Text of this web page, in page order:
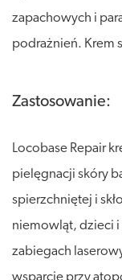
zapachowych i
podrażnień. Krem
Zastosowanie:
Locobase Repair
pielęgnacji skóry
spierzchniętej i
niemowląt, dzieci i
zabiegach
wsparcie przy